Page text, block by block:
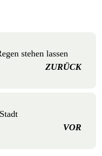
stehen lassen
ZURÜCK
VOR